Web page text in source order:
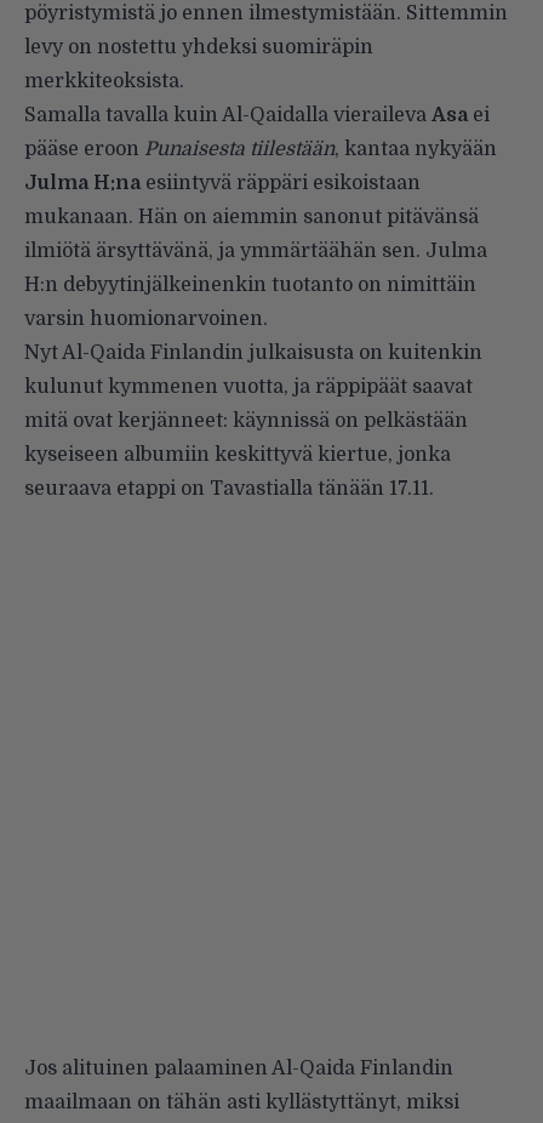
pöyristymistä jo ennen ilmestymistään. Sittemmin
levy on nostettu yhdeksi suomiräpin
merkkiteoksista.
Samalla tavalla kuin Al-Qaidalla vieraileva Asaei
pääse eroon Punaisesta tiilestään, kantaa nykyään
Julma H:naesiintyvä räppäri esikoistaan
mukanaan. Hän on aiemmin sanonut pitävänsä
ilmiötä ärsyttävänä, ja ymmärtäähän sen. Julma
H:n debyytinjälkeinenkin tuotanto on nimittäin
varsin huomionarvoinen.
Nyt Al-Qaida Finlandin julkaisusta on kuitenkin
kulunut kymmenen vuotta, ja räppipäät saavat
mitä ovat kerjänneet: käynnissä on pelkästään
kyseiseen albumiin keskittyvä kiertue, jonka
seuraava etappi on Tavastialla tänään 17.11.
Jos alituinen palaaminen Al-Qaida Finlandin
maailmaan on tähän asti kyllästyttänyt, miksi